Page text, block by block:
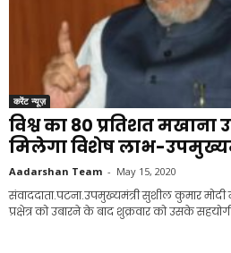
करेंट न्यूज़
विश्व का 80 प्रतिशत मखाना
मिलेगा विशेष लाभ-
Aadarshan Team - May 15, 2020
संवाददाता.पटना.उपमुख्यमंत्री सुशील कुमार
प्रक्षेत्र को उबारने के बाद शुक्रवार को उसके सहयोगी